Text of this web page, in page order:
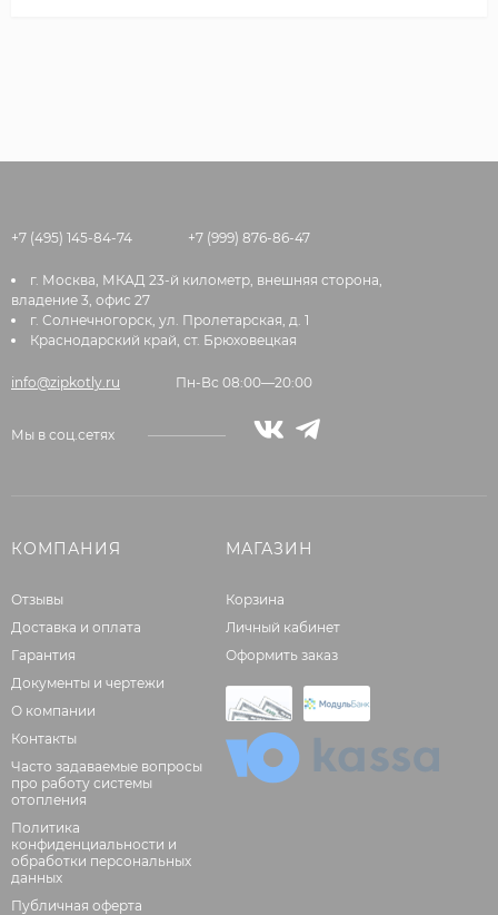
+7 (495) 145-84-74 +7 (999) 876-86-47
г. Москва, МКАД 23-й километр, внешняя сторона,
владение 3, офис 27
г. Солнечногорск, ул. Пролетарская, д. 1
Краснодарский край, ст. Брюховецкая
info@zipkotly.ru Пн-Вс 08:00—20:00
Мы в соц.сетях
КОМПАНИЯ
Отзывы
Доставка и оплата
Гарантия
Документы и чертежи
О компании
Контакты
Часто задаваемые вопросы
про работу системы
отопления
Политика
конфиденциальности и
обработки персональных
данных
Публичная оферта
МАГАЗИН
Корзина
Личный кабинет
Оформить заказ